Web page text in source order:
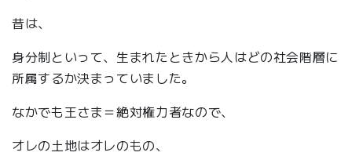
昔は、
身分制といって、生まれたときから人はどの社会階層に
所属するか決まっていました。
なかでも王さま＝絶対権力者なので、
オレの土地はオレのもの、